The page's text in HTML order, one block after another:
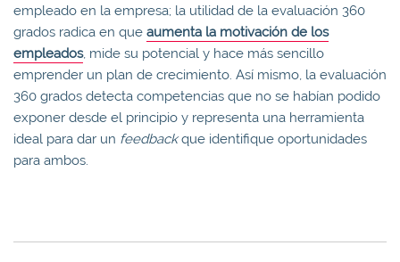
empleado en la empresa; la utilidad de la evaluación 360
grados radica en que aumenta la motivación de los
empleados, mide su potencial y hace más sencillo
emprender un plan de crecimiento. Así mismo, la evaluación
360 grados detecta competencias que no se habían podido
exponer desde el principio y representa una herramienta
ideal para dar un feedbackque identifique oportunidades
para ambos.